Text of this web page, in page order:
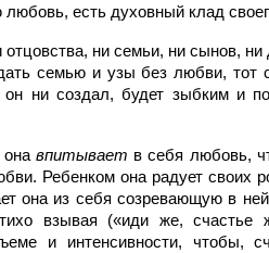
есть духовный клад
ни семьи, ни сынов,
семью и узы без любви, тот
ни создал, будет зыбким и
впитывает в себя любовь,
Ребенком она радует своих
она из себя созревающую в
взывая («иди же, счастье
и интенсивности, чтобы,